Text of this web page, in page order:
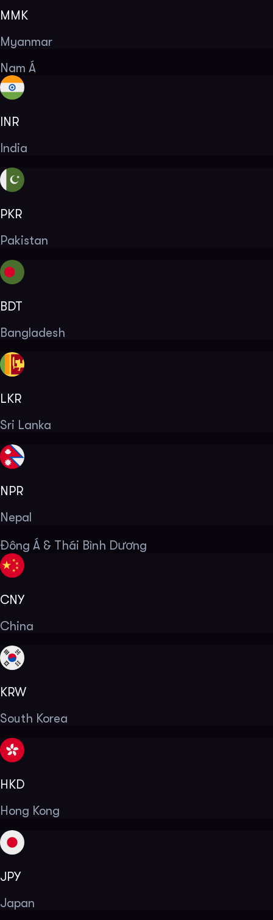
MMK
Myanmar
Nam Á
INR
India
PKR
Pakistan
BDT
Bangladesh
LKR
Sri Lanka
NPR
Nepal
Đông Á & Thái Bình Dương
CNY
China
KRW
South Korea
HKD
Hong Kong
JPY
Japan